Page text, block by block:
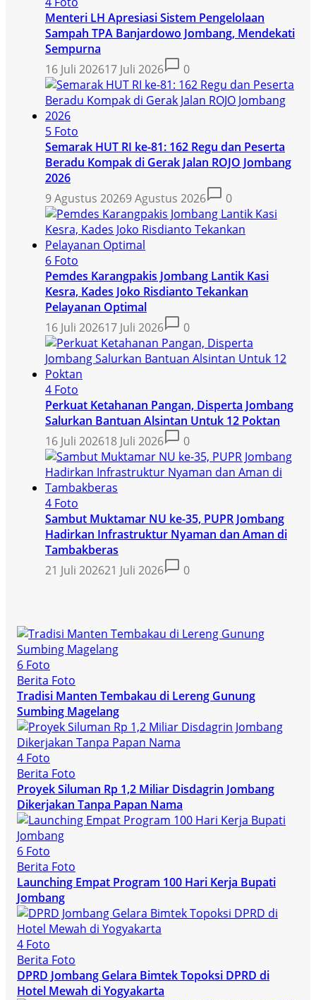
Menteri LH Apresiasi Sistem Pengelolaan
Sampah TPA Banjardowo Jombang, Mendekati
Sempurna
16 Juli 202617 Juli 2026 0
5 Foto
Semarak HUT RI ke-81: 162 Regu dan Peserta
Beradu Kompak di Gerak Jalan ROJO Jombang
2026
9 Agustus 20269 Agustus 2026 0
6 Foto
Pemdes Karangpakis Jombang Lantik Kasi
Kesra, Kades Joko Risdianto Tekankan
Pelayanan Optimal
16 Juli 202617 Juli 2026 0
4 Foto
Perkuat Ketahanan Pangan, Disperta Jombang
Salurkan Bantuan Alsintan Untuk 12 Poktan
16 Juli 202618 Juli 2026 0
4 Foto
Sambut Muktamar NU ke-35, PUPR Jombang
Hadirkan Infrastruktur Nyaman dan Aman di
Tambakberas
21 Juli 202621 Juli 2026 0
6 Foto
Berita Foto
Tradisi Manten Tembakau di Lereng Gunung
Sumbing Magelang
4 Foto
Berita Foto
Proyek Siluman Rp 1,2 Miliar Disdagrin Jombang
Dikerjakan Tanpa Papan Nama
6 Foto
Berita Foto
Launching Empat Program 100 Hari Kerja Bupati
Jombang
4 Foto
Berita Foto
DPRD Jombang Gelara Bimtek Topoksi DPRD di
Hotel Mewah di Yogyakarta